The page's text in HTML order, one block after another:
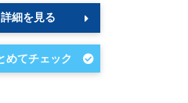
詳細を見る